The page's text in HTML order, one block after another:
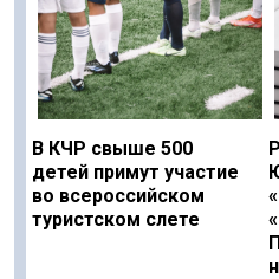
В КЧР свыше 500
детей примут участие
во всероссийском
туристском слете